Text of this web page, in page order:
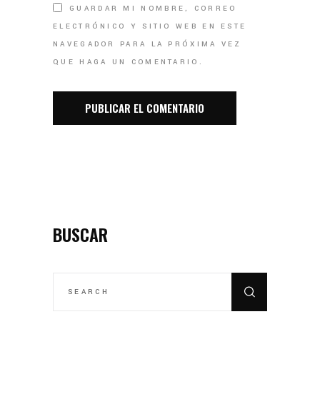
GUARDAR MI NOMBRE, CORREO
ELECTRÓNICO Y SITIO WEB EN ESTE
NAVEGADOR PARA LA PRÓXIMA VEZ
QUE HAGA UN COMENTARIO.
BUSCAR